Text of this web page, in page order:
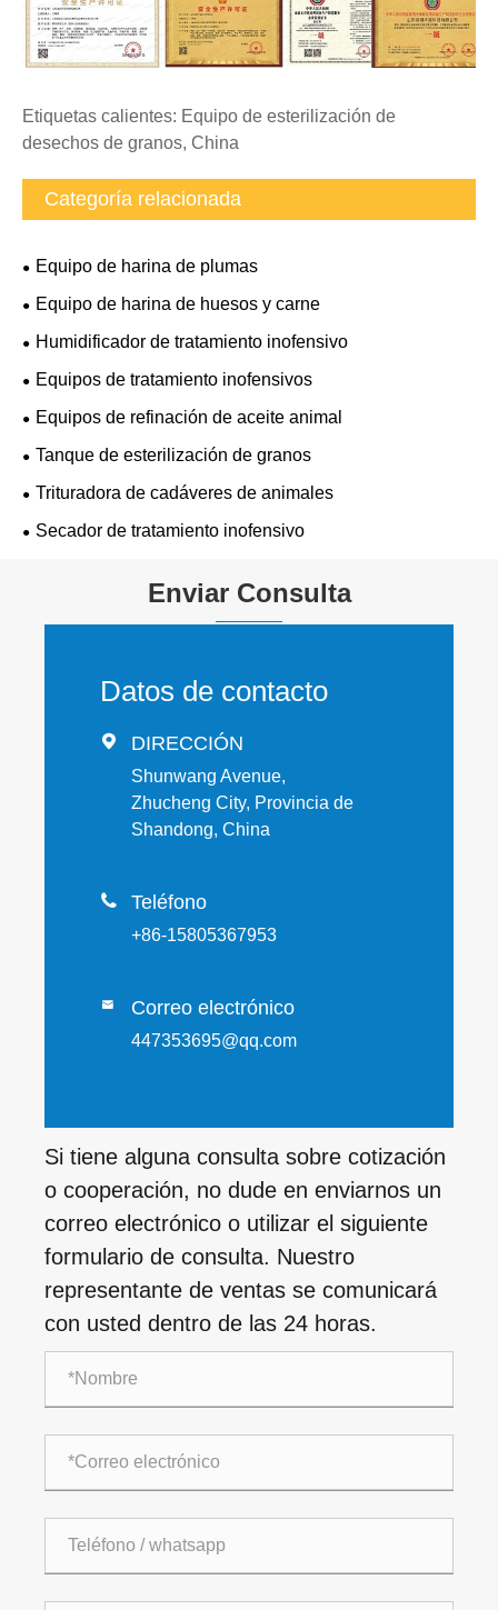
Etiquetas calientes: Equipo de esterilización de
desechos de granos, China
Categoría relacionada
Equipo de harina de plumas
Equipo de harina de huesos y carne
Humidificador de tratamiento inofensivo
Equipos de tratamiento inofensivos
Equipos de refinación de aceite animal
Tanque de esterilización de granos
Trituradora de cadáveres de animales
Secador de tratamiento inofensivo
Enviar Consulta
Datos de contacto
 DIRECCIÓN
Shunwang Avenue,
Zhucheng City, Provincia de
Shandong, China
 Teléfono
+86-15805367953
 Correo electrónico
447353695@qq.com
Si tiene alguna consulta sobre cotización
o cooperación, no dude en enviarnos un
correo electrónico o utilizar el siguiente
formulario de consulta. Nuestro
representante de ventas se comunicará
con usted dentro de las 24 horas.